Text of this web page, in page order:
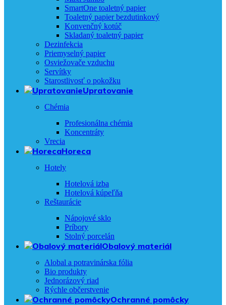
SmartOne toaletný papier
Toaletný papier bezdutinkový
Konvenčný kotúč
Skladaný toaletný papier
Dezinfekcia
Priemyselný papier
Osviežovače vzduchu
Servítky
Starostlivosť o pokožku
Upratovanie
Chémia
Profesionálna chémia
Koncentráty
Vrecia
Horeca
Hotely
Hotelová izba
Hotelová kúpeľňa
Reštaurácie
Nápojové sklo
Príbory
Stolný porcelán
Obalový materiál
Alobal a potravinárska fólia
Bio produkty
Jednorázový riad
Rýchle občerstvenie
Ochranné pomôcky